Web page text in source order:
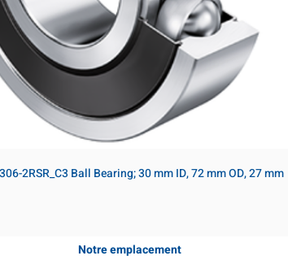
2RSR_C3 Ball Bearing; 30 mm ID, 72 mm OD, 27 mm
Notre emplacement